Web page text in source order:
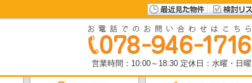
営業時間：10:00～18:30 定休日：水曜・日曜